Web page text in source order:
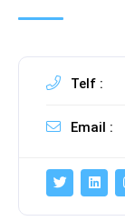
Telf :
Email :